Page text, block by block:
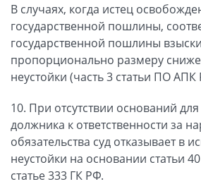
В случаях, когда истец
государственной пошлины,
государственной пошлины
пропорционально размеру
неустойки (часть 3 статьи ПО АПК
10. При отсутствии оснований
должника к ответственности за
обязательства суд отказывает в
неустойки на основании статьи
статье 333 ГК РФ.